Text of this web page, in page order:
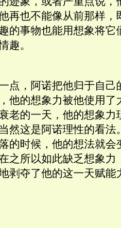
再也不能像从前那样，
的事物也能用想象将它
趣。
点，阿诺把他归于自己
他的想象力被他使用了
老的一天，他的想象力
然这是阿诺理性的看法
的时候，他的想法就会
之所以如此缺乏想象力
剥夺了他的这一天赋能